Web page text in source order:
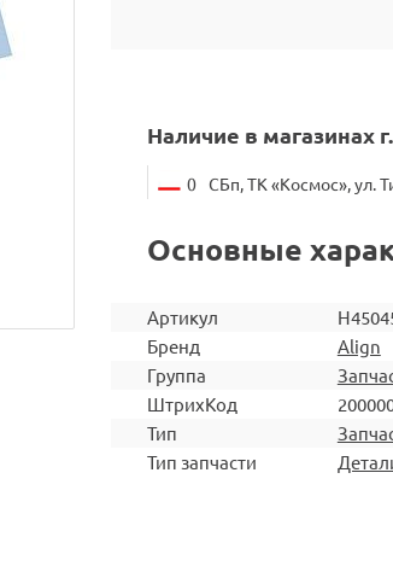
Наличие в магазинах
0 СБп, ТК «Космос», ул.
Основные
Артикул
Бренд
Align
Группа
ШтрихКод
Тип
Тип запчасти